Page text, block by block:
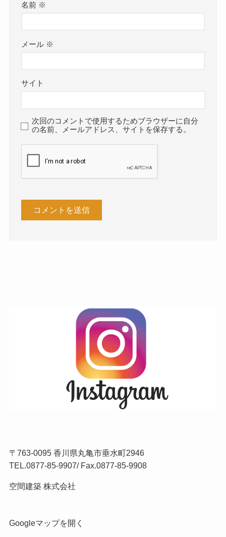
名前 ※
メール ※
サイト
次回のコメントで使用するためブラウザーに自分
の名前、メールアドレス、サイトを保存する。
〒763-0095 香川県丸亀市垂水町2946
TEL.0877-85-9907/ Fax.0877-85-9908
空間建築 株式会社
Googleマップを開く